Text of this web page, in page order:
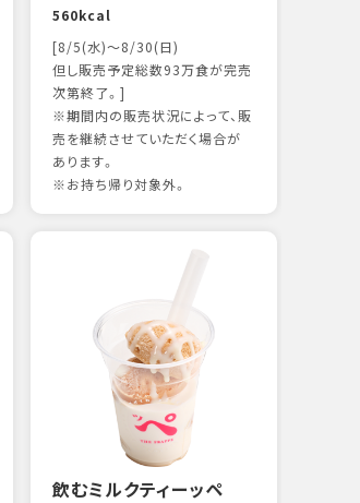
560kcal
[8/5(水)～8/30(日)
但し販売予定総数93万食が完売
次第終了。]
※期間内の販売状況によって、販
売を継続させていただく場合が
あります。
※お持ち帰り対象外。
飲むミルクティーッペ